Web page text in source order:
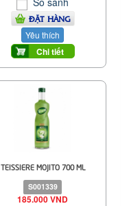
ĐẶT HÀNG
Yêu thích
Chi tiết
TEISSIERE MOJITO 700 ML
S001339
185.000 VND